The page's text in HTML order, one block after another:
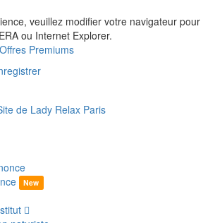
veuillez modifier votre navigateur pour
ou Internet Explorer.
Premiums
New